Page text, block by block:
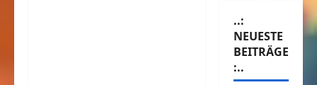
..:
NEUESTE
BEITRÄGE
:..